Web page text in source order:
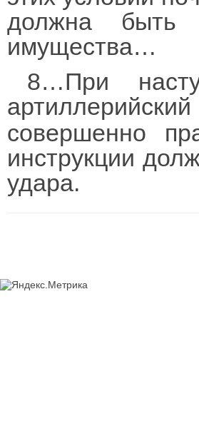
должна быть
имущества…
8…При
совершенно
инструкции
удара.